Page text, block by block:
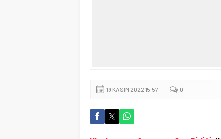
19 KASIM 2022 15:57 0